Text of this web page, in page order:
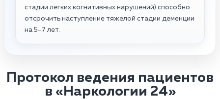
стадии легких когнитивных нарушений) способно
отсрочить наступление тяжелой стадии деменции
на 5–7 лет.
Протокол ведения пациентов
в «Наркологии 24»